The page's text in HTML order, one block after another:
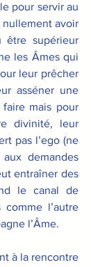
pour servir au
avoir
supérieur
les Âmes qui
leur prêcher
asséner une
mais pour
divinité, leur
pas l’ego (ne
demandes
entraîner des
le canal de
l’autre
l’Âme.
à la rencontre